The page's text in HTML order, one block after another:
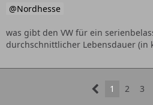
Nordhesse
was gibt den VW für ein
durchschnittlicher Lebensdauer (in
1 2 3